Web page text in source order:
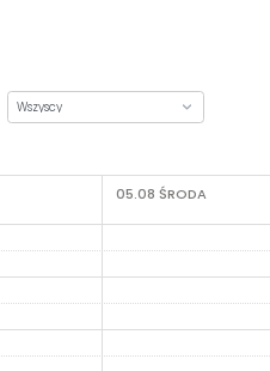
05.08 ŚRODA